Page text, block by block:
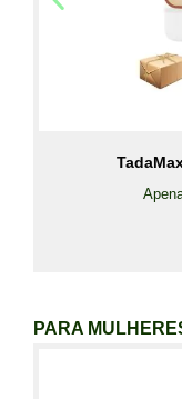
PARA